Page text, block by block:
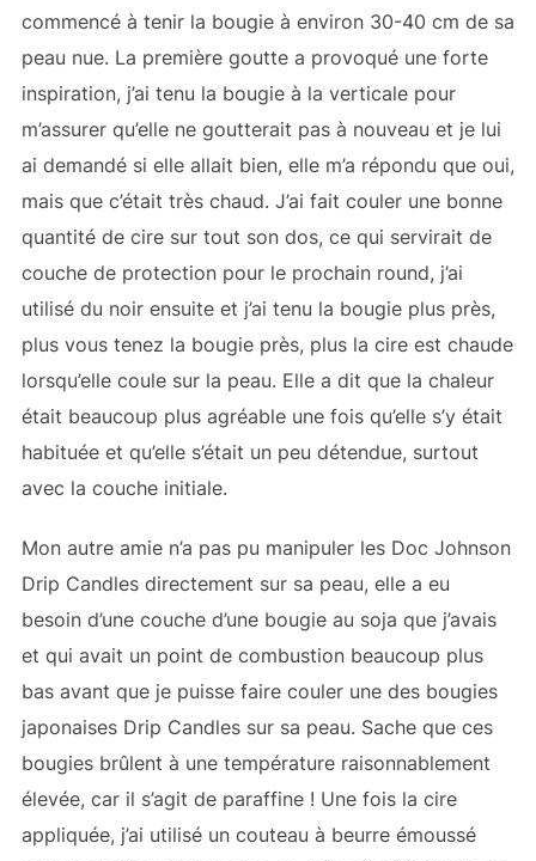
commencé à tenir la bougie à environ 30-40 cm de sa
peau nue. La première goutte a provoqué une forte
inspiration, j’ai tenu la bougie à la verticale pour
m’assurer qu’elle ne goutterait pas à nouveau et je lui
ai demandé si elle allait bien, elle m’a répondu que oui,
mais que c’était très chaud. J’ai fait couler une bonne
quantité de cire sur tout son dos, ce qui servirait de
couche de protection pour le prochain round, j’ai
utilisé du noir ensuite et j’ai tenu la bougie plus près,
plus vous tenez la bougie près, plus la cire est chaude
lorsqu’elle coule sur la peau. Elle a dit que la chaleur
était beaucoup plus agréable une fois qu’elle s’y était
habituée et qu’elle s’était un peu détendue, surtout
avec la couche initiale.
Mon autre amie n’a pas pu manipuler les Doc Johnson
Drip Candles directement sur sa peau, elle a eu
besoin d’une couche d’une bougie au soja que j’avais
et qui avait un point de combustion beaucoup plus
bas avant que je puisse faire couler une des bougies
japonaises Drip Candles sur sa peau. Sache que ces
bougies brûlent à une température raisonnablement
élevée, car il s’agit de paraffine ! Une fois la cire
appliquée, j’ai utilisé un couteau à beurre émoussé